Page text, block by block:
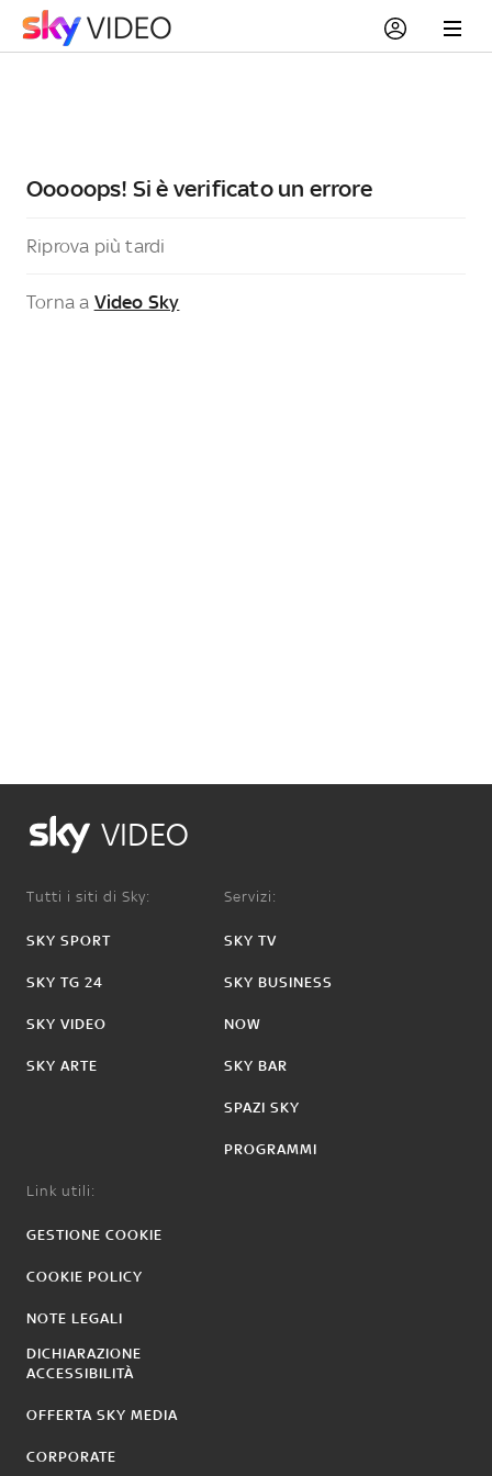
Ooooops! Si è verificato un errore
Riprova più tardi
Torna a Video Sky
VIDEO
Tutti i siti di Sky:
SKY SPORT
SKY TG 24
SKY VIDEO
SKY ARTE
Servizi:
SKY TV
SKY BUSINESS
NOW
SKY BAR
SPAZI SKY
PROGRAMMI
Link utili:
GESTIONE COOKIE
COOKIE POLICY
NOTE LEGALI
DICHIARAZIONE
ACCESSIBILITÀ
OFFERTA SKY MEDIA
CORPORATE